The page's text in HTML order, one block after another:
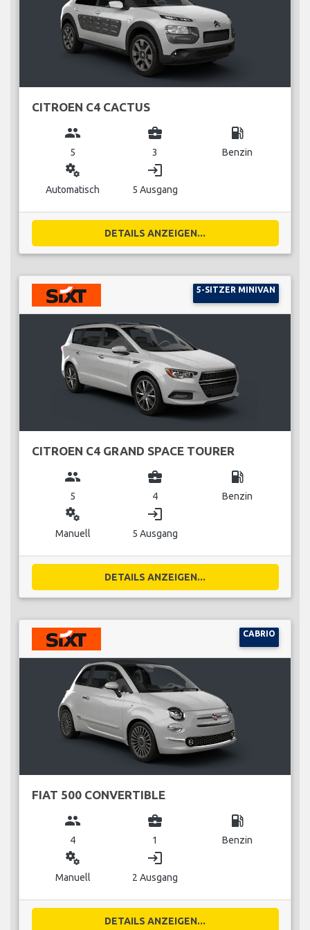
CITROEN C4 CACTUS
group
5
business_center
3
local_gas_station
Benzin
miscellaneous_services
Automatisch
login
5 Ausgang
DETAILS ANZEIGEN...
5-SITZER MINIVAN
CITROEN C4 GRAND SPACE TOURER
group
5
business_center
4
local_gas_station
Benzin
miscellaneous_services
Manuell
login
5 Ausgang
DETAILS ANZEIGEN...
CABRIO
FIAT 500 CONVERTIBLE
group
4
business_center
1
local_gas_station
Benzin
miscellaneous_services
Manuell
login
2 Ausgang
DETAILS ANZEIGEN...